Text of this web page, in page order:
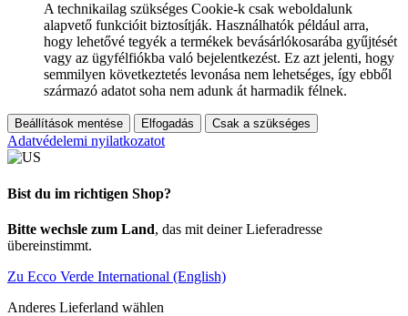
A technikailag szükséges Cookie-k csak weboldalunk
alapvető funkcióit biztosítják. Használhatók például arra,
hogy lehetővé tegyék a termékek bevásárlókosarába gyűjtését
vagy az ügyfélfiókba való bejelentkezést. Ez azt jelenti, hogy
semmilyen következtetés levonása nem lehetséges, így ebből
származó adatot soha nem adunk át harmadik félnek.
Beállítások mentése Elfogadás Csak a szükséges
Adatvédelemi nyilatkozatot
Bist du im richtigen Shop?
Bitte wechsle zum Land, das mit deiner Lieferadresse
übereinstimmt.
Zu Ecco Verde International (English)
Anderes Lieferland wählen